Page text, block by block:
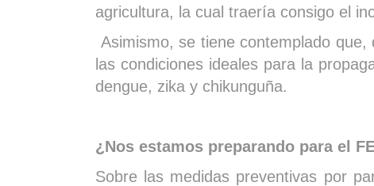
agricultura, la cual traería consigo el
Asimismo, se tiene contemplado
las condiciones ideales para la
dengue, zika y chikunguña.
¿Nos estamos preparando para el
Sobre las medidas preventivas por